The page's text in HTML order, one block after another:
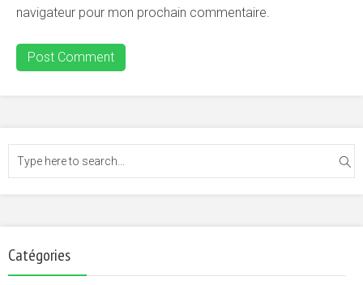
navigateur pour mon prochain commentaire.
Catégories